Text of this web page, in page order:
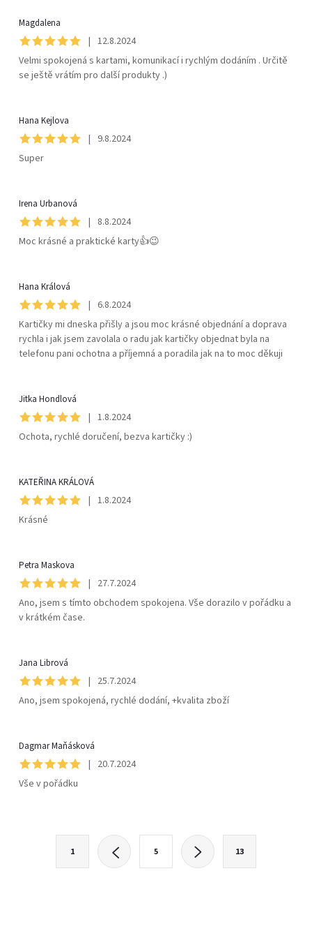
Magdalena
| 12.8.2024
Velmi spokojená s kartami, komunikací i rychlým dodáním . Určitě
se ještě vrátím pro další produkty .)
Hana Kejlova
| 9.8.2024
Super
Irena Urbanová
| 8.8.2024
Moc krásné a praktické karty👍😉
Hana Králová
| 6.8.2024
Kartičky mi dneska přišly a jsou moc krásné objednání a doprava
rychla i jak jsem zavolala o radu jak kartičky objednat byla na
telefonu pani ochotna a příjemná a poradila jak na to moc děkuji
Jitka Hondlová
| 1.8.2024
Ochota, rychlé doručení, bezva kartičky :)
KATEŘINA KRÁLOVÁ
| 1.8.2024
Krásné
Petra Maskova
| 27.7.2024
Ano, jsem s tímto obchodem spokojena. Vše dorazilo v pořádku a
v krátkém čase.
Jana Librová
| 25.7.2024
Ano, jsem spokojená, rychlé dodání, +kvalita zboží
Dagmar Maňásková
| 20.7.2024
Vše v pořádku
1 5 13